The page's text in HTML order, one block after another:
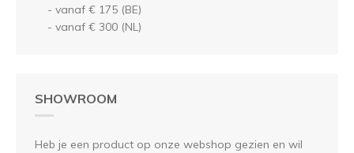
- vanaf € 175 (BE)
- vanaf € 300 (NL)
SHOWROOM
Heb je een product op onze webshop gezien en wil